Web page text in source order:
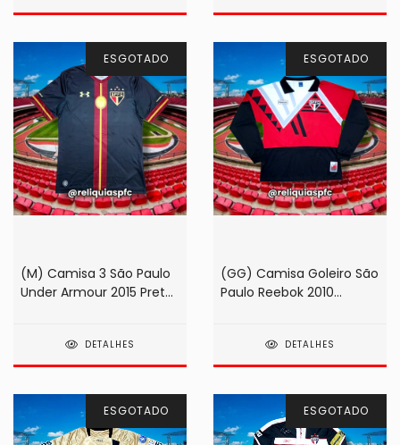
ESGOTADO
(M) Camisa 3 São Paulo
Under Armour 2015 Preta
DETALHES
ESGOTADO
(GG) Camisa Goleiro São
Paulo Reebok 2010
DETALHES
ESGOTADO ESGOTADO